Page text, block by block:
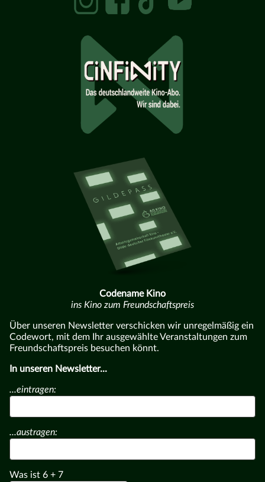
Codename Kino
ins Kino zum Freundschaftspreis
Über unseren Newsletter verschicken wir unregelmäßig ein
Codewort, mit dem Ihr ausgewählte Veranstaltungen zum
Freundschaftspreis besuchen könnt.
In unseren Newsletter...
...eintragen:
...austragen:
Was ist 6 + 7